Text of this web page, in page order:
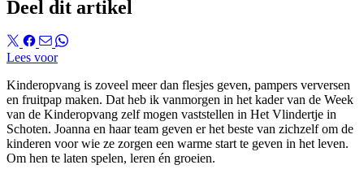
Deel dit artikel
Lees voor
Kinderopvang is zoveel meer dan flesjes geven, pampers verversen
en fruitpap maken. Dat heb ik vanmorgen in het kader van de Week
van de Kinderopvang zelf mogen vaststellen in Het Vlindertje in
Schoten. Joanna en haar team geven er het beste van zichzelf om de
kinderen voor wie ze zorgen een warme start te geven in het leven.
Om hen te laten spelen, leren én groeien.